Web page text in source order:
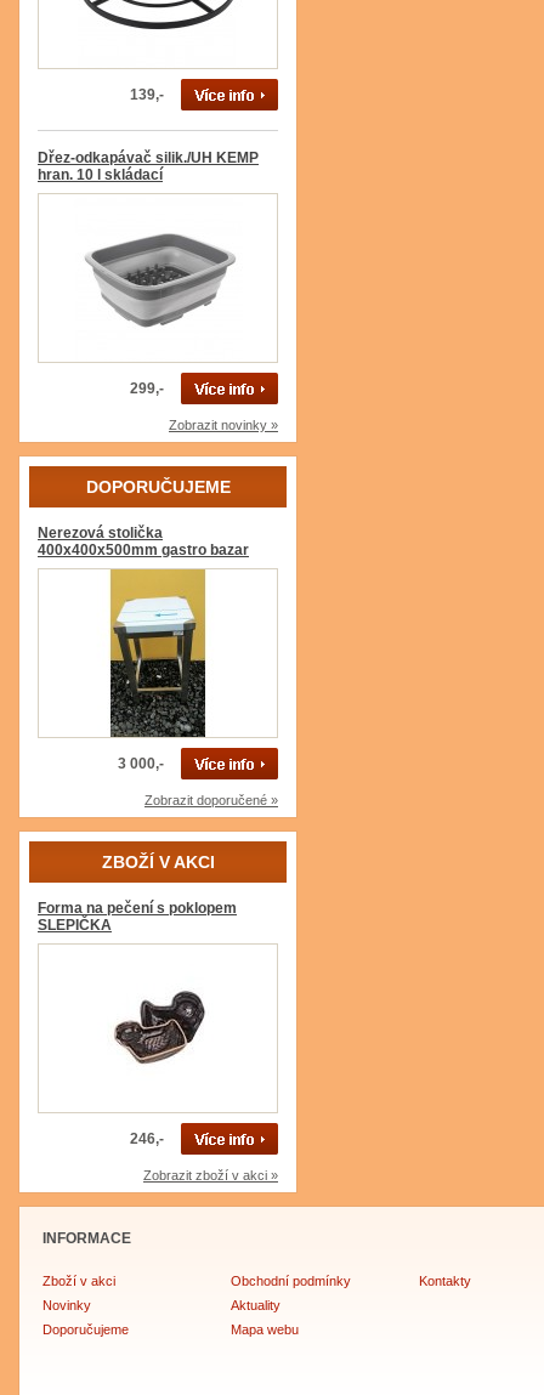
139,-
Dřez-odkapávač silik./UH KEMP
hran. 10 l skládací
299,-
Zobrazit novinky »
DOPORUČUJEME
Nerezová stolička
400x400x500mm gastro bazar
3 000,-
Zobrazit doporučené »
ZBOŽÍ V AKCI
Forma na pečení s poklopem
SLEPIČKA
246,-
Zobrazit zboží v akci »
INFORMACE
Zboží v akci
Novinky
Doporučujeme
Obchodní podmínky
Aktuality
Mapa webu
Kontakty